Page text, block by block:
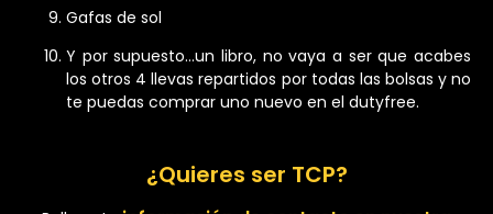
Gafas de sol
Y por supuesto…un libro, no vaya a ser que acabes
los otros 4 llevas repartidos por todas las bolsas y no
te puedas comprar uno nuevo en el dutyfree.
¿Quieres ser TCP?